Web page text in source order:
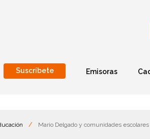
Suscríbete Emisoras
/ Mario Delgado y comunidades